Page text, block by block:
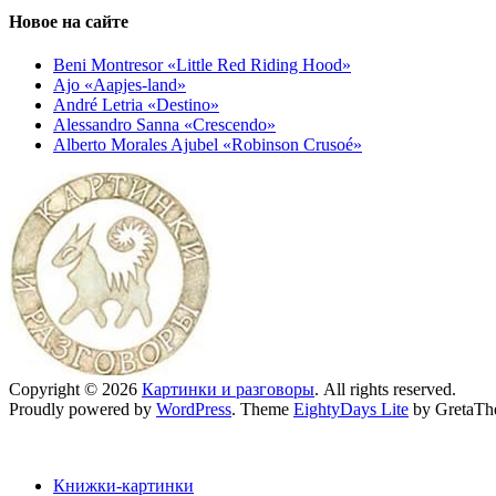
Новое на сайте
Beni Montresor «Little Red Riding Hood»
Ajo «Aapjes-land»
André Letria «Destino»
Alessandro Sanna «Crescendo»
Alberto Morales Ajubel «Robinson Crusoé»
Copyright © 2026 Картинки и разговоры. All rights reserved.
Proudly powered by WordPress. Theme EightyDays Lite by
Книжки-картинки